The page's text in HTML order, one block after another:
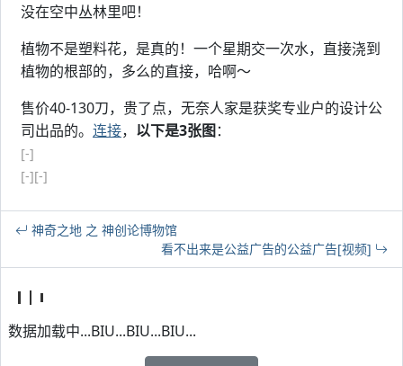
没在空中丛林里吧！
植物不是塑料花，是真的！一个星期交一次水，直接浇到
植物的根部的，多么的直接，哈啊～
售价40-130刀，贵了点，无奈人家是获奖专业户的设计公
司出品的。 连接， 以下是3张图：
[-]
[-][-]
神奇之地 之 神创论博物馆
看不出来是公益广告的公益广告[视频]
数据加载中...BIU...BIU...BIU...